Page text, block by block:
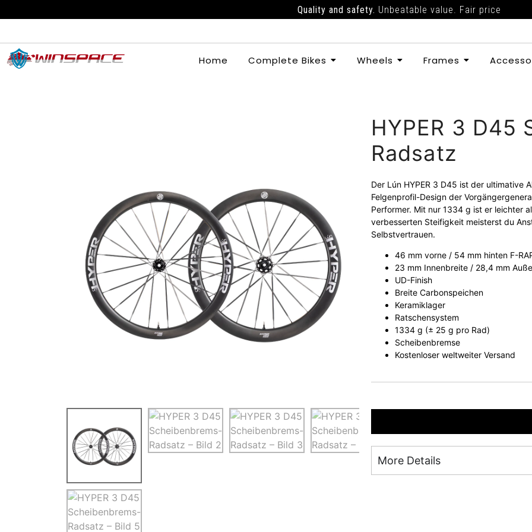
Quality and safety. Unbeatable value. Fair price
Home Complete Bikes Wheels Frames
HYPER 3 D45
Radsatz
Der Lún HYPER 3 D45 ist der ultimative
Felgenprofil-Design der
Performer. Mit nur 1334 g ist er leichter
verbesserten Steifigkeit meisterst du
Selbstvertrauen.
46 mm vorne / 54 mm hinten F-
23 mm Innenbreite / 28,4 mm
UD-Finish
Breite Carbonspeichen
Keramiklager
Ratschensystem
1334 g (± 25 g pro Rad)
Scheibenbremse
Kostenloser weltweiter Versand
More Details